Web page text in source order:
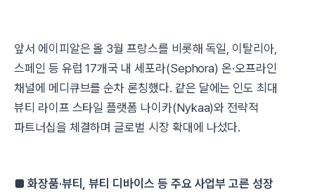
앞서 에이피알은 올 3월 프랑스를 비롯해 독일, 이탈리아,
스페인 등 유럽 17개국 내 세포라(Sephora) 온·오프라인
채널에 메디큐브를 순차 론칭했다. 같은 달에는 인도 최대
뷰티 라이프 스타일 플랫폼 나이카(Nykaa)와 전략적
파트너십을 체결하며 글로벌 시장 확대에 나섰다.
■ 화장품·뷰티, 뷰티 디바이스 등 주요 사업부 고른 성장